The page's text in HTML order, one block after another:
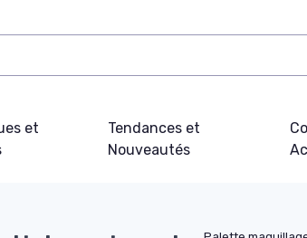
et
Tendances et
Nouveautés